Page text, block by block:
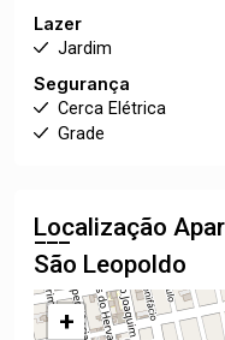
Lazer
Jardim
Segurança
Cerca Elétrica
Grade
Localização
São Leopoldo
+